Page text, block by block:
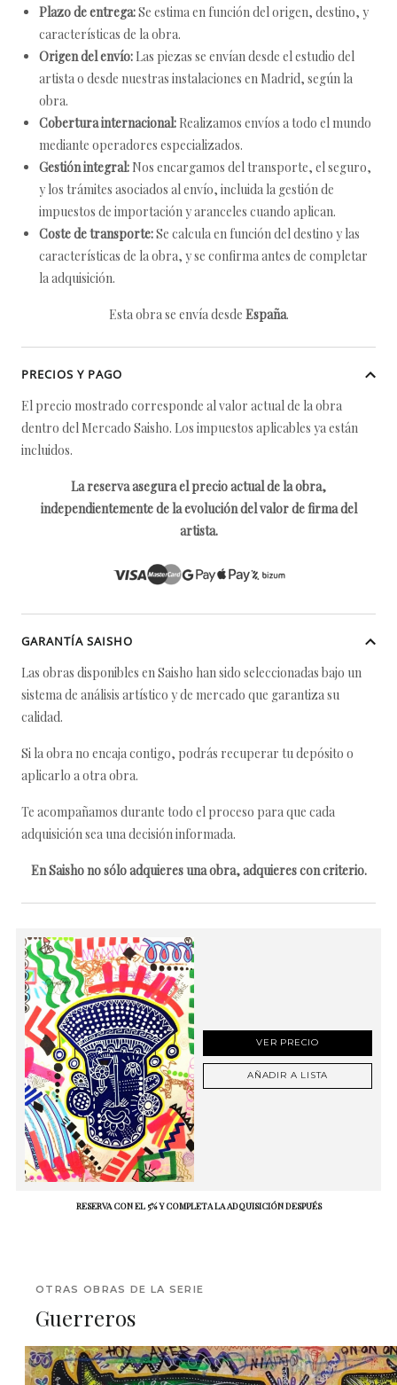
Plazo de entrega:Se estima en función del origen, destino, y
características de la obra.
Origen del envío: Las piezas se envían desde el estudio del
artista o desde nuestras instalaciones en Madrid, según la
obra.
Cobertura internacional: Realizamos envíos a todo el mundo
mediante operadores especializados.
Gestión integral: Nos encargamos del transporte, el seguro,
y los trámites asociados al envío, incluida la gestión de
impuestos de importación y aranceles cuando aplican.
Coste de transporte:Se calcula en función del destino y las
características de la obra, y se confirma antes de completar
la adquisición.
Esta obra se envía desde España.
PRECIOS Y PAGO
El precio mostrado corresponde al valor actual de la obra
dentro del Mercado Saisho. Los impuestos aplicables ya están
incluidos.
La reserva asegura el precio actual de la obra,
independientemente de la evolución del valor de firma del
artista.
GARANTÍA SAISHO
Las obras disponibles en Saisho han sido seleccionadas bajo un
sistema de análisis artístico y de mercado que garantiza su
calidad.
Si la obra no encaja contigo, podrás recuperar tu depósito o
aplicarlo a otra obra.
Te acompañamos durante todo el proceso para que cada
adquisición sea una decisión informada.
En Saisho no sólo adquieres una obra, adquieres con criterio.
VER PRECIO
AÑADIR A LISTA
RESERVA CON EL 5% Y COMPLETA LA ADQUISICIÓN DESPUÉS
OTRAS OBRAS DE LA SERIE
Guerreros